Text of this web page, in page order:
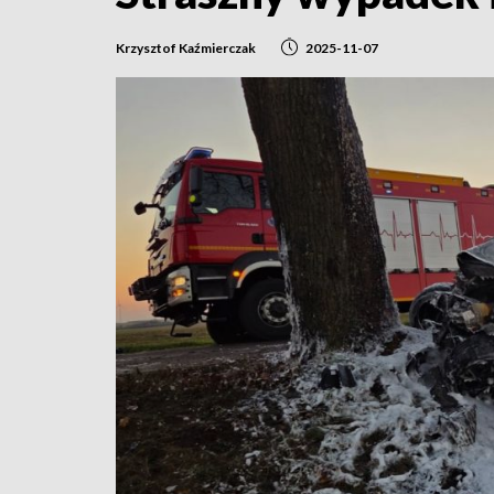
Krzysztof Kaźmierczak 2025-11-07